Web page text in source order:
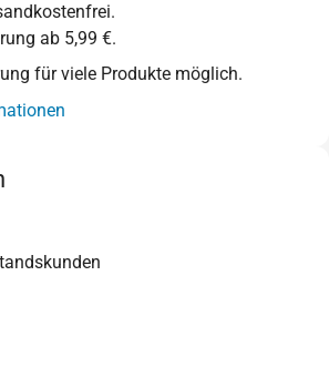
ab 5,99 €.
für viele Produkte möglich.